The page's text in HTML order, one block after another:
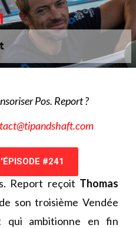
Pos. Report ?
#241
Report reçoit Thomas
son troisième Vendée
ambitionne en fin